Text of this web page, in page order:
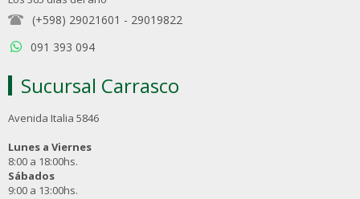
(+598) 29021601 - 29019822
091 393 094
Sucursal Carrasco
Avenida Italia 5846
Lunes a Viernes
8:00 a 18:00hs.
Sábados
9:00 a 13:00hs.